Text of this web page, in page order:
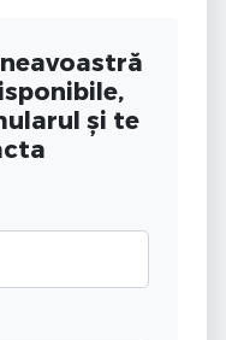
și te